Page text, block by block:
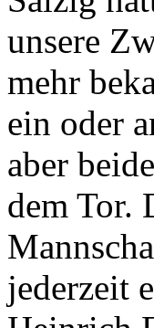
unsere
mehr
ein oder
aber
dem Tor.
jederzeit